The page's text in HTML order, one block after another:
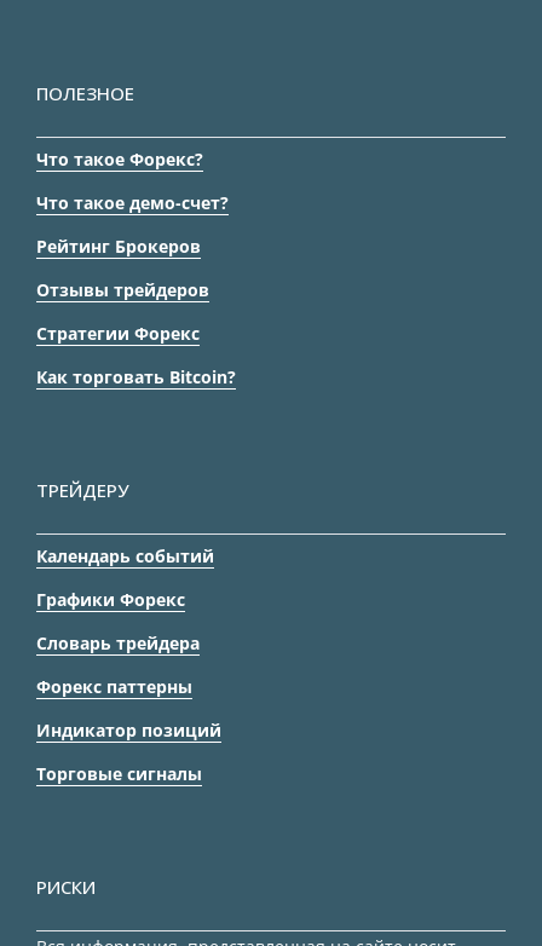
ПОЛЕЗНОЕ
Что такое Форекс?
Что такое демо-счет?
Рейтинг Брокеров
Отзывы трейдеров
Стратегии Форекс
Как торговать Bitcoin?
ТРЕЙДЕРУ
Календарь событий
Графики Форекс
Словарь трейдера
Форекс паттерны
Индикатор позиций
Торговые сигналы
РИСКИ